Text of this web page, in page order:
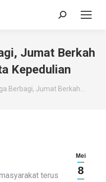
Search:
Jumat Berkah
Kepedulian
Berbagi, Jumat Berkah…
Mei
8
terus